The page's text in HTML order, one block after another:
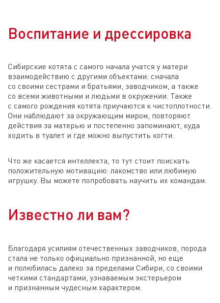
Воспитание и дрессировка
Сибирские котята с самого начала учатся у матери
взаимодействию с другими объектами: сначала
со своими сестрами и братьями, заводчиком, а также
со всеми животными и людьми в окружении. Также
с самого рождения котята приучаются к чистоплотности.
Они наблюдают за окружающим миром, повторяют
действия за матерью и постепенно запоминают, куда
ходить в туалет и где можно выпустить когти.
Что же касается интеллекта, то тут стоит поискать
положительную мотивацию: лакомство или любимую
игрушку. Вы можете попробовать научить их командам.
Известно ли вам?
Благодаря усилиям отечественных заводчиков, порода
стала не только официально признанной, но еще
и полюбилась далеко за пределами Сибири, со своими
четкими стандартами, узнаваемым экстерьером
и признанным чудесным характером.